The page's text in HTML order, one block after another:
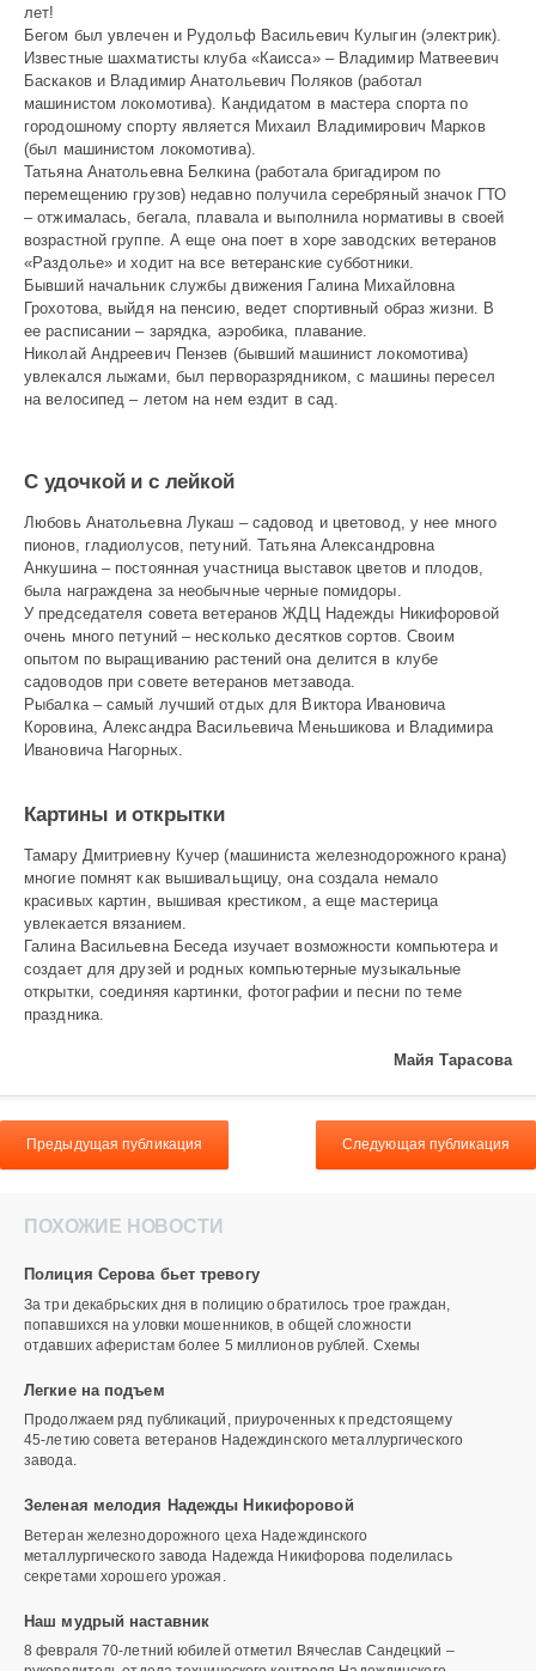
лет!
Бегом был увлечен и Рудольф Васильевич Кулыгин (электрик).
Известные шахматисты клуба «Каисса» – Владимир Матвеевич
Баскаков и Владимир Анатольевич Поляков (работал
машинистом локомотива). Кандидатом в мастера спорта по
городошному спорту является Михаил Владимирович Марков
(был машинистом локомотива).
Татьяна Анатольевна Белкина (работала бригадиром по
перемещению грузов) недавно получила серебряный значок ГТО
– отжималась, бегала, плавала и выполнила нормативы в своей
возрастной группе. А еще она поет в хоре заводских ветеранов
«Раздолье» и ходит на все ветеранские субботники.
Бывший начальник службы движения Галина Михайловна
Грохотова, вый­дя на пенсию, ведет спортивный образ жизни. В
ее расписании – зарядка, аэробика, плавание.
Николай Андреевич Пензев (бывший машинист локомотива)
увлекался лыжами, был перворазрядником, с машины пересел
на велосипед – летом на нем ездит в сад.
С удочкой и с лейкой
Любовь Анатольевна Лукаш – садовод и цветовод, у нее много
пионов, гладиолусов, петуний. Татьяна Александровна
Анкушина – постоянная участница выставок цветов и плодов,
была награждена за необычные черные помидоры.
У председателя совета ветеранов ЖДЦ Надежды Никифоровой
очень много петуний – несколько десятков сортов. Своим
опытом по выращиванию растений она делится в клубе
садоводов при совете ветеранов метзавода.
Рыбалка – самый лучший отдых для Виктора Ивановича
Коровина, Александра Васильевича Меньшикова и Владимира
Ивановича Нагорных.
Картины и открытки
Тамару Дмитриевну Кучер (машиниста железнодорожного крана)
многие помнят как вышивальщицу, она создала немало
красивых картин, вышивая крестиком, а еще мастерица
увлекается вязанием.
Галина Васильевна Беседа изучает возможности компьютера и
создает для друзей и родных компьютерные музыкальные
открытки, соединяя картинки, фотографии и песни по теме
праздника.
Майя Тарасова
Предыдущая публикация Следующая публикация
ПОХОЖИЕ НОВОСТИ
Полиция Серова бьет тревогу
За три декабрьских дня в полицию обратилось трое граждан,
попавшихся на уловки мошенников, в общей сложности
отдавших аферистам более 5 миллионов рублей. Схемы
Легкие на подъем
Продолжаем ряд публикаций, приуроченных к предстоящему
45-летию совета ветеранов Надеждинского металлургического
завода.
Зеленая мелодия Надежды Никифоровой
Ветеран железнодорожного цеха Надеждинского
металлургического завода Надежда Никифорова поделилась
секретами хорошего урожая.
Наш мудрый наставник
8 февраля 70-летний юбилей отметил Вячеслав Сандецкий –